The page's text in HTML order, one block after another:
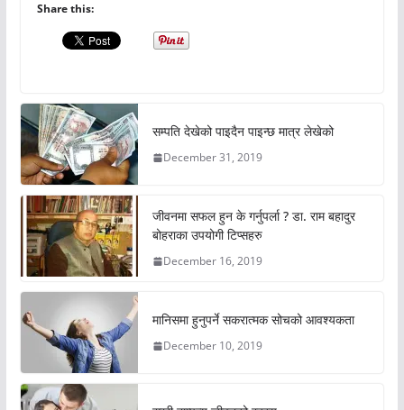
Share this:
सम्पति देखेको पाइदैन पाइन्छ मात्र लेखेको
December 31, 2019
जीवनमा सफल हुन के गर्नुपर्ला ? डा. राम बहादुर
बोहराका उपयोगी टिप्सहरु
December 16, 2019
मानिसमा हुनुपर्ने सकरात्मक सोचको आवश्यकता
December 10, 2019